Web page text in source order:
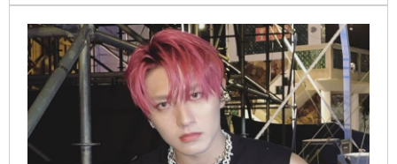
的角色，以及「送你一支番仔火」、「恰恰～～～」等
八點檔名句，引爆一波「回憶殺」話題。